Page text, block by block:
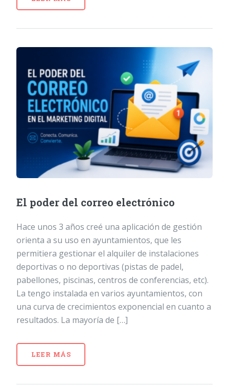
El poder del correo electrónico
Hace unos 3 años creé una aplicación de gestión
orienta a su uso en ayuntamientos, que les
permitiera gestionar el alquiler de instalaciones
deportivas o no deportivas (pistas de padel,
pabellones, piscinas, centros de conferencias, etc).
La tengo instalada en varios ayuntamientos, con
una curva de crecimientos exponencial en cuanto a
resultados. La mayoría de […]
LEER MÁS